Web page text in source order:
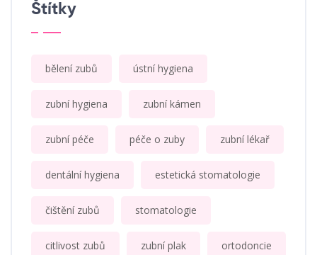
Štítky
bělení zubů ústní hygiena
zubní hygiena zubní kámen
zubní péče péče o zuby zubní lékař
dentální hygiena estetická stomatologie
čištění zubů stomatologie
citlivost zubů zubní plak ortodoncie